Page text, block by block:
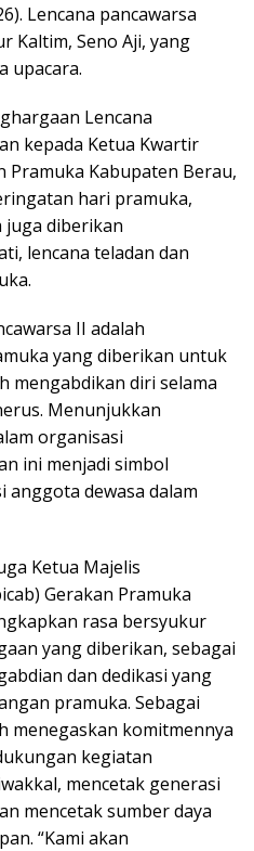
Lencana pancawarsa
Kaltim, Seno Aji, yang
upacara.
Lencana
kepada Ketua Kwartir
Pramuka Kabupaten Berau,
hari pramuka,
juga diberikan
lencana teladan dan
II adalah
yang diberikan untuk
mengabdikan diri selama
Menunjukkan
organisasi
ini menjadi simbol
dewasa dalam
Ketua Majelis
Gerakan Pramuka
rasa bersyukur
yang diberikan, sebagai
dan dedikasi yang
pramuka. Sebagai
menegaskan komitmennya
kegiatan
mencetak generasi
mencetak sumber daya
“Kami akan